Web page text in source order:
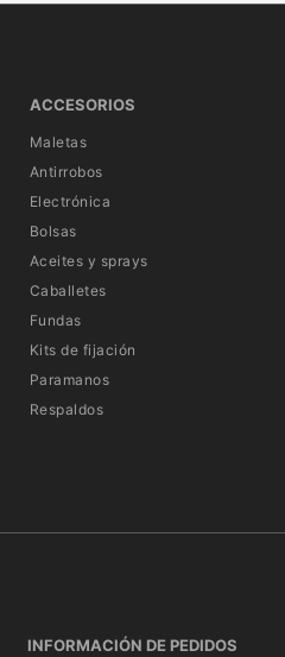
ACCESORIOS
Maletas
Antirrobos
Electrónica
Bolsas
Aceites y sprays
Caballetes
Fundas
Kits de fijación
Paramanos
Respaldos
INFORMACIÓN DE PEDIDOS